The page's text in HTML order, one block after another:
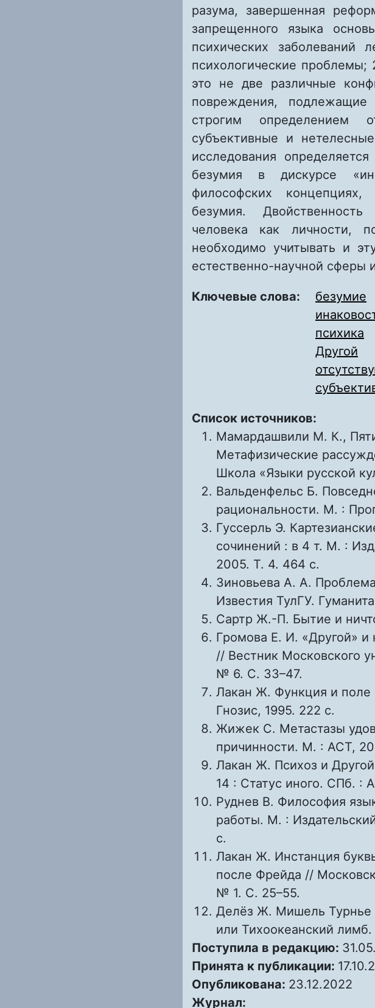
разума, завершенная
запрещенного языка
психических заболеваний
психологические проблемы;
это не две различные
повреждения, подлежащие
строгим определением
субъективные и
исследования
безумия в дискурсе
философских
безумия.
человека как личности,
необходимо учитывать и
естественно-научной сферы
Ключевые слова:
безумие
психика
Другой
Список источников:
Мамардашвили М. К.,
Метафизические
Школа «Языки русской
Вальденфельс Б.
рациональности. М. :
Гуссерль Э.
сочинений : в 4 т. М. :
2005. Т. 4. 464 с.
Зиновьева А. А.
Известия ТулГУ.
Сартр Ж.-П. Бытие и
Громова Е. И. «Другой» и
// Вестник Московского
№ 6. С. 33–47.
Лакан Ж. Функция и поле
Гнозис, 1995. 222 с.
Жижек С. Метастазы
причинности. М. : АСТ,
Лакан Ж. Психоз и
14 : Статус иного. СПб. :
Руднев В. Философия
работы. М. :
с.
Лакан Ж. Инстанция
после Фрейда //
№ 1. С. 25–55.
Делёз Ж. Мишель Турнье
или Тихоокеанский
Поступила в редакцию:
Принята к публикации:
Опубликована: 23.12.2022
Журнал: